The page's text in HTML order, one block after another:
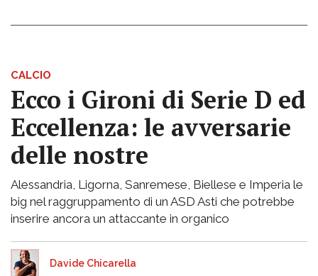
CALCIO
Ecco i Gironi di Serie D ed
Eccellenza: le avversarie
delle nostre
Alessandria, Ligorna, Sanremese, Biellese e Imperia le
big nel raggruppamento di un ASD Asti che potrebbe
inserire ancora un attaccante in organico
Davide Chicarella